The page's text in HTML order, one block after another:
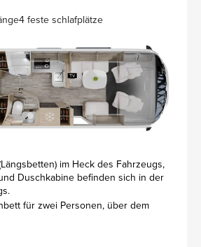
4 feste schlafplätze
im Heck des Fahrzeugs,
Duschkabine befinden sich in der
für zwei Personen, über dem